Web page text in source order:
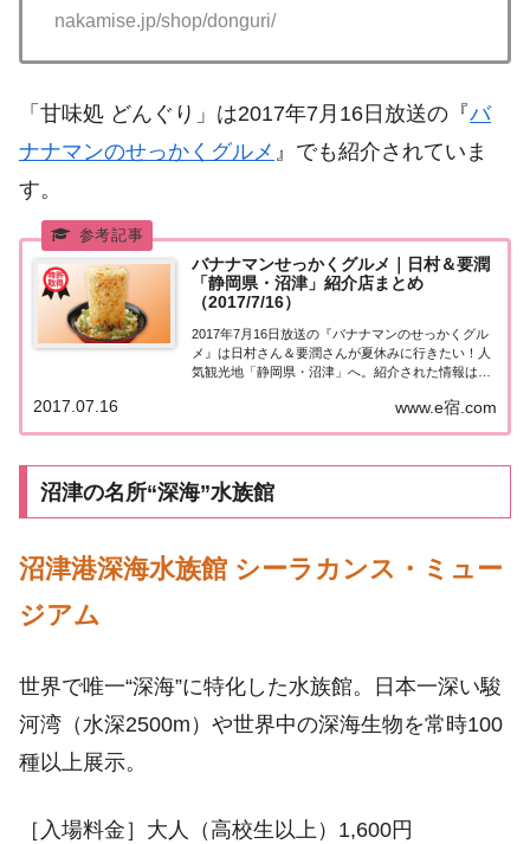
nakamise.jp/shop/donguri/
「甘味処 どんぐり」は2017年7月16日放送の『バ
ナナマンのせっかくグルメ 』でも紹介されていま
す。
バナナマンせっかくグルメ｜日村＆要潤
「静岡県・沼津」紹介店まとめ
（2017/7/16）
2017年7月16日放送の『バナナマンのせっかくグル
メ』は日村さん＆要潤さんが夏休みに行きたい！人
気観光地「静岡県・沼津」へ。紹介された情報はこ
べたほうがいいグルメは何ですか？」今日は静岡
www.e宿.com
2017.07.16
沼津の名所“深海”水族館
沼津港深海水族館 シーラカンス・ミュー
ジアム
世界で唯一“深海”に特化した水族館。日本一深い駿
河湾（水深2500m）や世界中の深海生物を常時100
種以上展示。
［入場料金］大人（高校生以上）1,600円